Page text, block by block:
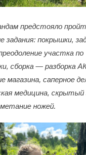
предстояло
задания: покрышки,
участка по
сборка — разборка
магазина, саперное
медицина, скрытый
ножей.